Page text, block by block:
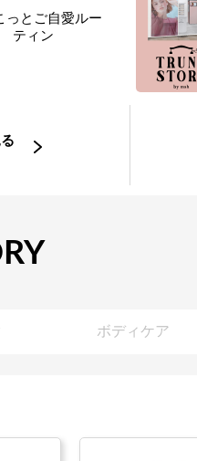
っとご自愛ルー
ティン
ボディケア